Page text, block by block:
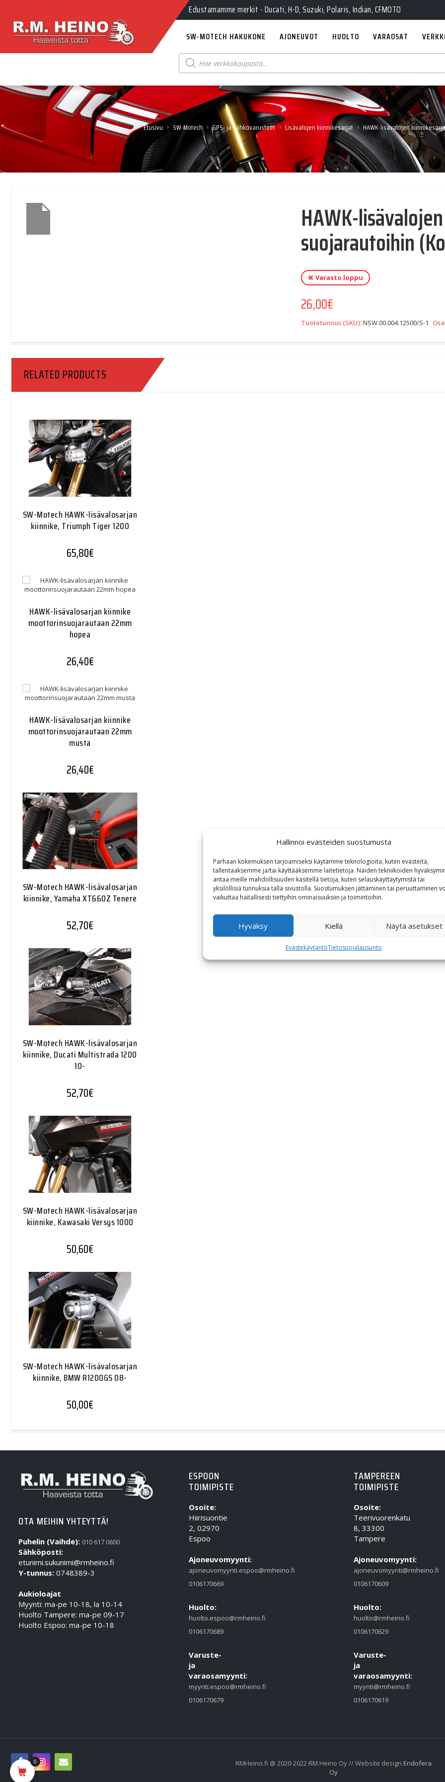
Hallinnoi evästeiden suostumusta
Parhaan kokemuksen tarjoamiseksi käytämme teknologioita, kuten evästeitä,
tallentaaksemme ja/tai käyttääksemme laitetietoja. Näiden tekniikoiden
antaa meille mahdollisuuden käsitellä tietoja, kuten selauskäyttäytymistä tai
yksilöllisiä tunnuksia tällä sivustolla. Suostumuksen jättäminen tai peruuttaminen
vaikuttaa haitallisesti tiettyihin ominaisuuksiin ja toimintoihin.
Hyväksy Kiellä Näytä asetukset
EvästekäytäntöTietosuojalausunto
Edustamamme merkit - Ducati, H-D, Suzuki, Polaris, Indian, CFMOTO
SW-MOTECH HAKUKONE AJONEUVOT HUOLTO VARAOSAT
Products
search
Etusivu › SW-Motech › GPS- ja sähkövarusteet › Lisävalojen kiinnikesarjat › HAWK-lisävalojen
HAWK-
suojarautoihin
Varasto loppu
26,00€
Tuotetunnus (SKU):NSW.00.004.12500/S-1
RELATED PRODUCTS
SW-Motech HAWK-lisävalosarjan
kiinnike, Triumph Tiger 1200
65,80€
HAWK-lisävalosarjan kiinnike
moottorinsuojarautaan 22mm
hopea
26,40€
HAWK-lisävalosarjan kiinnike
moottorinsuojarautaan 22mm
musta
26,40€
SW-Motech HAWK-lisävalosarjan
kiinnike, Yamaha XT660Z Tenere
52,70€
SW-Motech HAWK-lisävalosarjan
kiinnike, Ducati Multistrada 1200
10-
52,70€
SW-Motech HAWK-lisävalosarjan
kiinnike, Kawasaki Versys 1000
50,60€
SW-Motech HAWK-lisävalosarjan
kiinnike, BMW R1200GS 08-
50,00€
OTA MEIHIN YHTEYTTÄ!
Puhelin (Vaihde): 010 617 0600
Sähköposti:
etunimi.sukunimi@rmheino.fi
Y-tunnus: 0748389-3
Aukioloajat
Myynti: ma-pe 10-18, la 10-14
Huolto Tampere: ma-pe 09-17
Huolto Espoo: ma-pe 10-18
ESPOON
TOIMIPISTE
Osoite:
Hiirisuontie
2, 02970
Espoo
Ajoneuvomyynti:
ajoneuvomyynti.espoo@rmheino.fi
0106170669
Huolto:
huolto.espoo@rmheino.fi
0106170689
Varuste-
ja
varaosamyynti:
myynti.espoo@rmheino.fi
0106170679
TAMPEREEN
TOIMIPISTE
Osoite:
Teerivuorenkatu
8, 33300
Tampere
Ajoneuvomyynti:
ajoneuvomyynti@rmheino.fi
0106170609
Huolto:
huolto@rmheino.fi
0106170629
Varuste-
ja
varaosamyynti:
myynti@rmheino.fi
0106170619
RMHeino.fi @ 2020-2022 RM Heino Oy // Website design Endofera
Oy
0